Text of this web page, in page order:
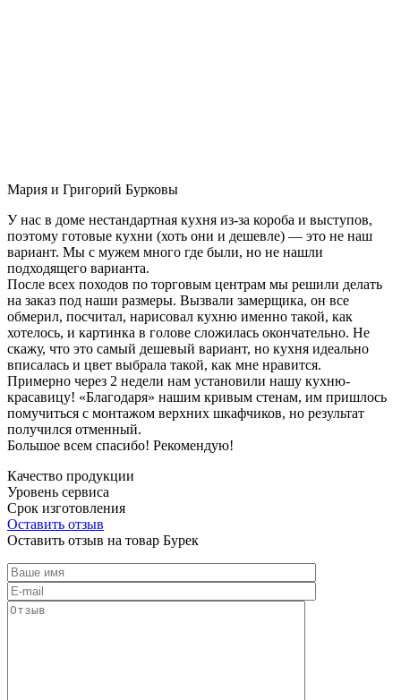
Мария и Григорий Бурковы
У нас в доме нестандартная кухня из-за короба и выступов,
поэтому готовые кухни (хоть они и дешевле) — это не наш
вариант. Мы с мужем много где были, но не нашли
подходящего варианта.
После всех походов по торговым центрам мы решили делать
на заказ под наши размеры. Вызвали замерщика, он все
обмерил, посчитал, нарисовал кухню именно такой, как
хотелось, и картинка в голове сложилась окончательно. Не
скажу, что это самый дешевый вариант, но кухня идеально
вписалась и цвет выбрала такой, как мне нравится.
Примерно через 2 недели нам установили нашу кухню-
красавицу! «Благодаря» нашим кривым стенам, им пришлось
помучиться с монтажом верхних шкафчиков, но результат
получился отменный.
Большое всем спасибо! Рекомендую!
Качество продукции
Уровень сервиса
Срок изготовления
Оставить отзыв
Оставить отзыв на товар Бурек